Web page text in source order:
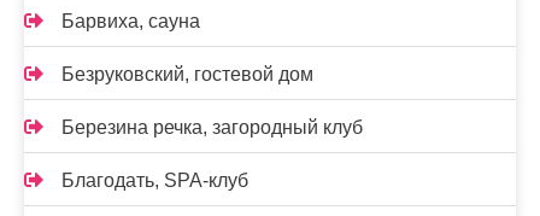
Барвиха, сауна
Безруковский, гостевой дом
Березина речка, загородный клуб
Благодать, SPA-клуб